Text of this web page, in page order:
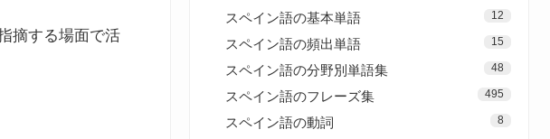
摘する場面で活
スペイン語の基本単語 12
スペイン語の頻出単語 15
スペイン語の分野別単語集 48
スペイン語のフレーズ集 495
スペイン語の動詞 8